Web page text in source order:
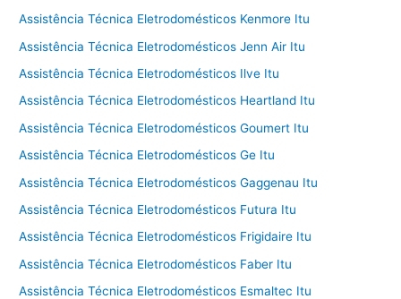
Assistência Técnica Eletrodomésticos Kenmore Itu
Assistência Técnica Eletrodomésticos Jenn Air Itu
Assistência Técnica Eletrodomésticos Ilve Itu
Assistência Técnica Eletrodomésticos Heartland Itu
Assistência Técnica Eletrodomésticos Goumert Itu
Assistência Técnica Eletrodomésticos Ge Itu
Assistência Técnica Eletrodomésticos Gaggenau Itu
Assistência Técnica Eletrodomésticos Futura Itu
Assistência Técnica Eletrodomésticos Frigidaire Itu
Assistência Técnica Eletrodomésticos Faber Itu
Assistência Técnica Eletrodomésticos Esmaltec Itu